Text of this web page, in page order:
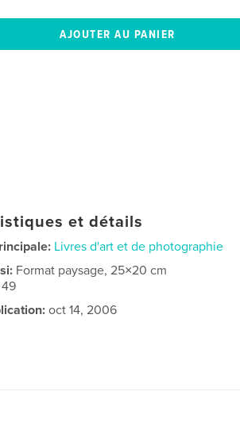
et détails
Livres d'art et de photographie
Format paysage, 25×20 cm
49
oct 14, 2006